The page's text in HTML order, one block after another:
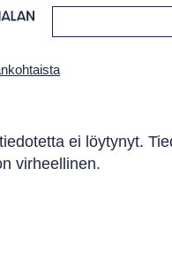
ei löytynyt.
virheellinen.